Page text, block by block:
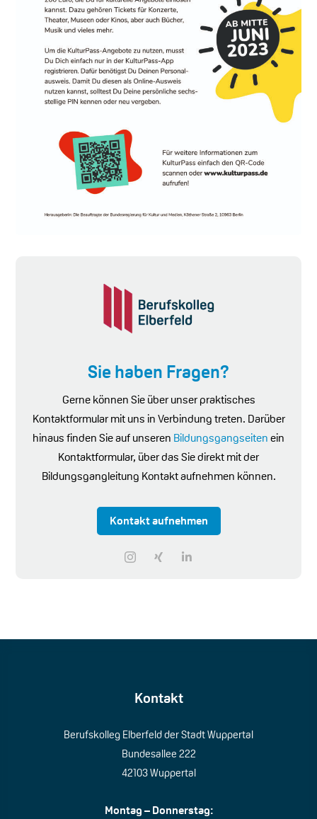
Sie haben Fragen?
Gerne können Sie über unser praktisches
Kontaktformular mit uns in Verbindung treten. Darüber
hinaus finden Sie auf unseren Bildungsgangseitenein
Kontaktformular, über das Sie direkt mit der
Bildungsgangleitung Kontakt aufnehmen können.
Kontakt aufnehmen
Kontakt
Berufskolleg Elberfeld der Stadt Wuppertal
Bundesallee 222
42103 Wuppertal
Montag – Donnerstag: